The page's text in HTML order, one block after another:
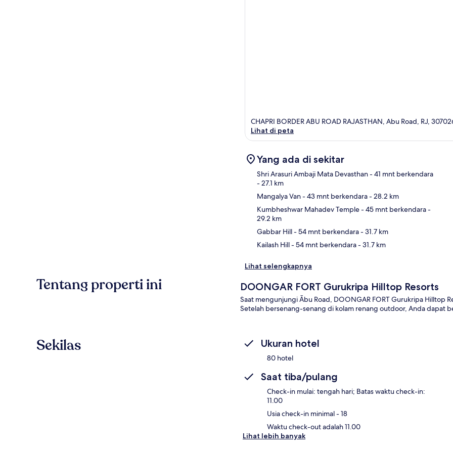
CHAPRI BORDER ABU ROAD RAJASTHAN, Abu Road, RJ,
Lihat di peta
Yang ada di sekitar
Shri Arasuri Ambaji Mata Devasthan- 41 mnt berkendara
- 27.1 km
Mangalya Van- 43 mnt berkendara- 28.2 km
Kumbheshwar Mahadev Temple- 45 mnt berkendara-
29.2 km
Gabbar Hill- 54 mnt berkendara- 31.7 km
Kailash Hill- 54 mnt berkendara- 31.7 km
Lihat selengkapnya
Tentang properti ini DOONGAR FORT Gurukripa Hilltop Resorts
Saat mengunjungi Ābu Road, DOONGAR FORT Gurukripa Hilltop
Setelah bersenang-senang di kolam renang outdoor, Anda dapat
Sekilas Ukuran hotel
80 hotel
Saat tiba/pulang
Check-in mulai: tengah hari; Batas waktu check-in:
11.00
Usia check-in minimal - 18
Waktu check-out adalah 11.00
Lihat lebih banyak